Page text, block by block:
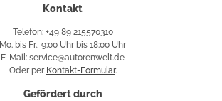
Kontakt
Telefon: +49 89 215570310
Mo. bis Fr., 9:00 Uhr bis 18:00 Uhr
E-Mail: service@autorenwelt.de
Oder per Kontakt-Formular.
Gefördert durch